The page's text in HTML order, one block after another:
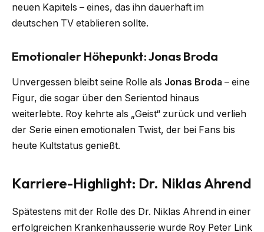
neuen Kapitels – eines, das ihn dauerhaft im
deutschen TV etablieren sollte.
Emotionaler Höhepunkt: Jonas Broda
Unvergessen bleibt seine Rolle als Jonas Broda – eine
Figur, die sogar über den Serientod hinaus
weiterlebte. Roy kehrte als „Geist“ zurück und verlieh
der Serie einen emotionalen Twist, der bei Fans bis
heute Kultstatus genießt.
Karriere-Highlight: Dr. Niklas Ahrend
Spätestens mit der Rolle des Dr. Niklas Ahrend in einer
erfolgreichen Krankenhausserie wurde Roy Peter Link